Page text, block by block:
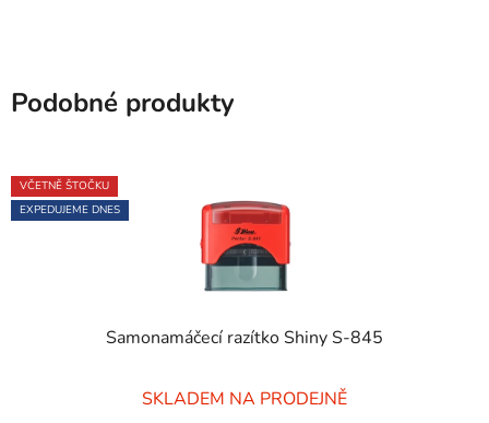
Podobné produkty
VČETNĚ ŠTOČKU
EXPEDUJEME DNES
Samonamáčecí razítko Shiny S-845
hodnocení
SKLADEM NA PRODEJNĚ